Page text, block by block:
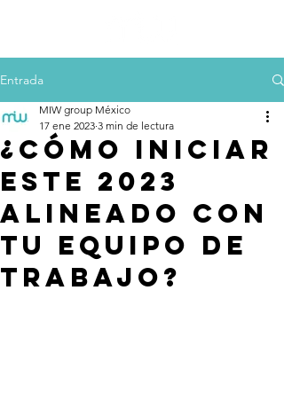
Entrada
¿Cómo iniciar
este 2023
alineado con
tu equipo de
trabajo?
MIW group México
17 ene 2023 3 min de lectura